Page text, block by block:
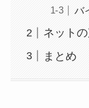
バ
ネット
まとめ